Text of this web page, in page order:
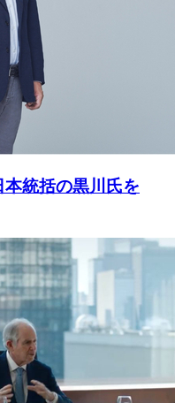
統括の黒川氏を